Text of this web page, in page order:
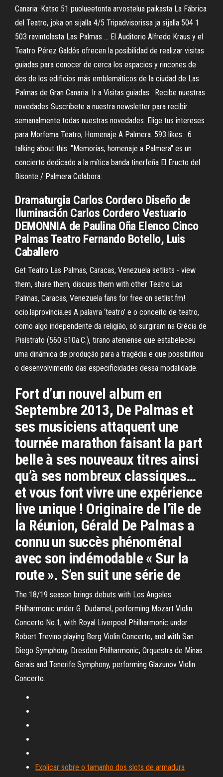
Canaria: Katso 51 puolueetonta arvostelua paikasta La Fábrica
del Teatro, joka on sijalla 4/5 Tripadvisorissa ja sijalla 504 1
503 ravintolasta Las Palmas … El Auditorio Alfredo Kraus y el
Teatro Pérez Galdós ofrecen la posibilidad de realizar visitas
guiadas para conocer de cerca los espacios y rincones de
dos de los edificios más emblemáticos de la ciudad de Las
Palmas de Gran Canaria. Ir a Visitas guiadas . Recibe nuestras
novedades Suscríbete a nuestra newsletter para recibir
semanalmente todas nuestras novedades. Elige tus intereses
para Morfema Teatro, Homenaje A Palmera. 593 likes · 6
talking about this. "Memorias, homenaje a Palmera" es un
concierto dedicado a la mítica banda tinerfeña El Eructo del
Bisonte / Palmera Colabora:
Dramaturgia Carlos Cordero Diseño de
Iluminación Carlos Cordero Vestuario
DEMONNIA de Paulina Oña Elenco Cinco
Palmas Teatro Fernando Botello, Luis
Caballero
Get Teatro Las Palmas, Caracas, Venezuela setlists - view
them, share them, discuss them with other Teatro Las
Palmas, Caracas, Venezuela fans for free on setlist.fm!
ocio.laprovincia.es A palavra ‘teatro’ e o conceito de teatro,
como algo independente da religião, só surgiram na Grécia de
Pisístrato (560-510a.C.), tirano ateniense que estabeleceu
uma dinâmica de produção para a tragédia e que possibilitou
o desenvolvimento das especificidades dessa modalidade.
Fort d’un nouvel album en
Septembre 2013, De Palmas et
ses musiciens attaquent une
tournée marathon faisant la part
belle à ses nouveaux titres ainsi
qu’à ses nombreux classiques…
et vous font vivre une expérience
live unique ! Originaire de l’île de
la Réunion, Gérald De Palmas a
connu un succès phénoménal
avec son indémodable « Sur la
route ». S’en suit une série de
The 18/19 season brings debuts with Los Angeles
Philharmonic under G. Dudamel, performing Mozart Violin
Concerto No.1, with Royal Liverpool Philharmonic under
Robert Trevino playing Berg Violin Concerto, and with San
Diego Symphony, Dresden Philharmonic, Orquestra de Minas
Gerais and Tenerife Symphony, performing Glazunov Violin
Concerto.
Explicar sobre o tamanho dos slots de armadura